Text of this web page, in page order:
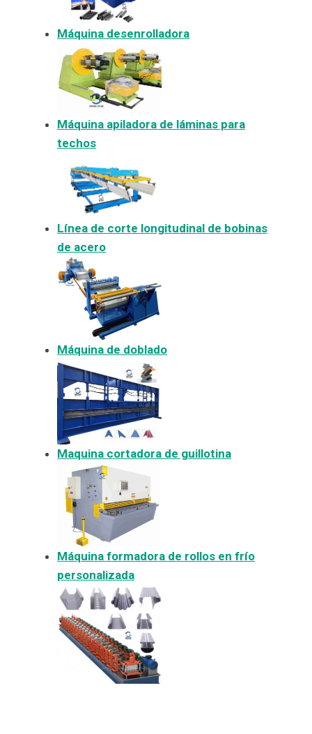
Máquina desenrolladora
Máquina apiladora de láminas para
techos
Línea de corte longitudinal de bobinas
de acero
Máquina de doblado
Maquina cortadora de guillotina
Máquina formadora de rollos en frío
personalizada